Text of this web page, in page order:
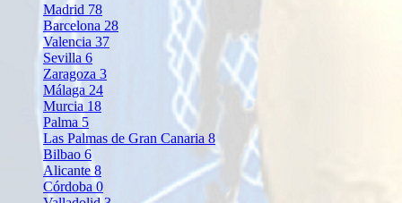
Madrid 78
Barcelona 28
Valencia 37
Sevilla 6
Zaragoza 3
Málaga 24
Murcia 18
Palma 5
Las Palmas de Gran Canaria 8
Bilbao 6
Alicante 8
Córdoba 0